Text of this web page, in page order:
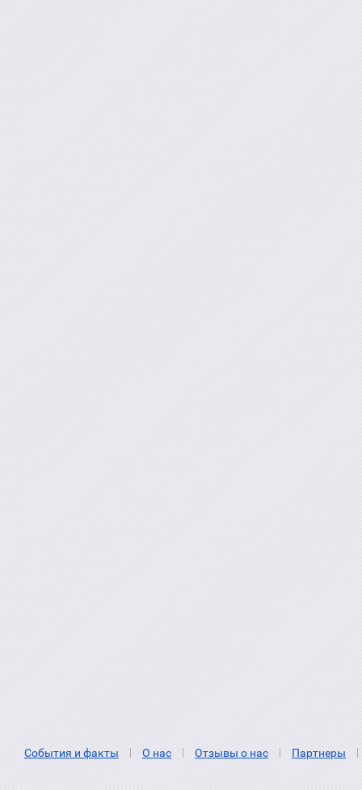
События и факты О нас Отзывы о нас Партнеры